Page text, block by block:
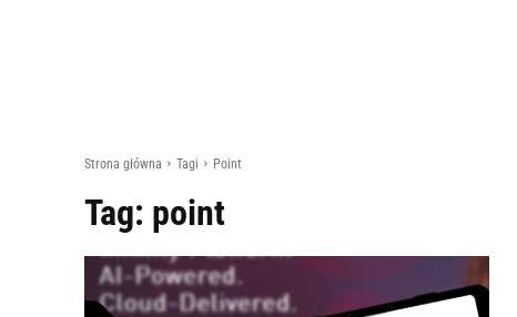
Strona główna Tagi Point
Tag: point